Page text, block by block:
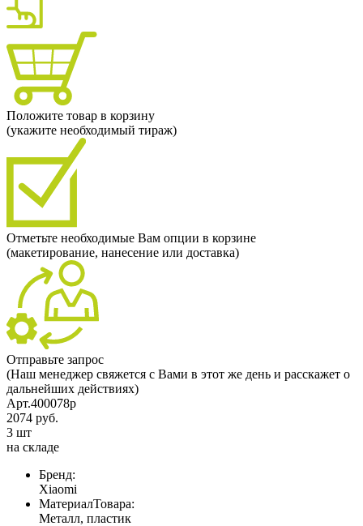
Положите товар в корзину
(укажите необходимый тираж)
Отметьте необходимые Вам опции в корзине
(макетирование, нанесение или доставка)
Отправьте запрос
(Наш менеджер свяжется с Вами в этот же день и расскажет о
дальнейших действиях)
Арт.400078p
2074 руб.
3 шт
на складе
Бренд:
Xiaomi
МатериалТовара:
Металл, пластик